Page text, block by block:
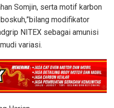
Somjin, serta motif karbon
modifikator
NITEX sebagai amunisi
variasi.